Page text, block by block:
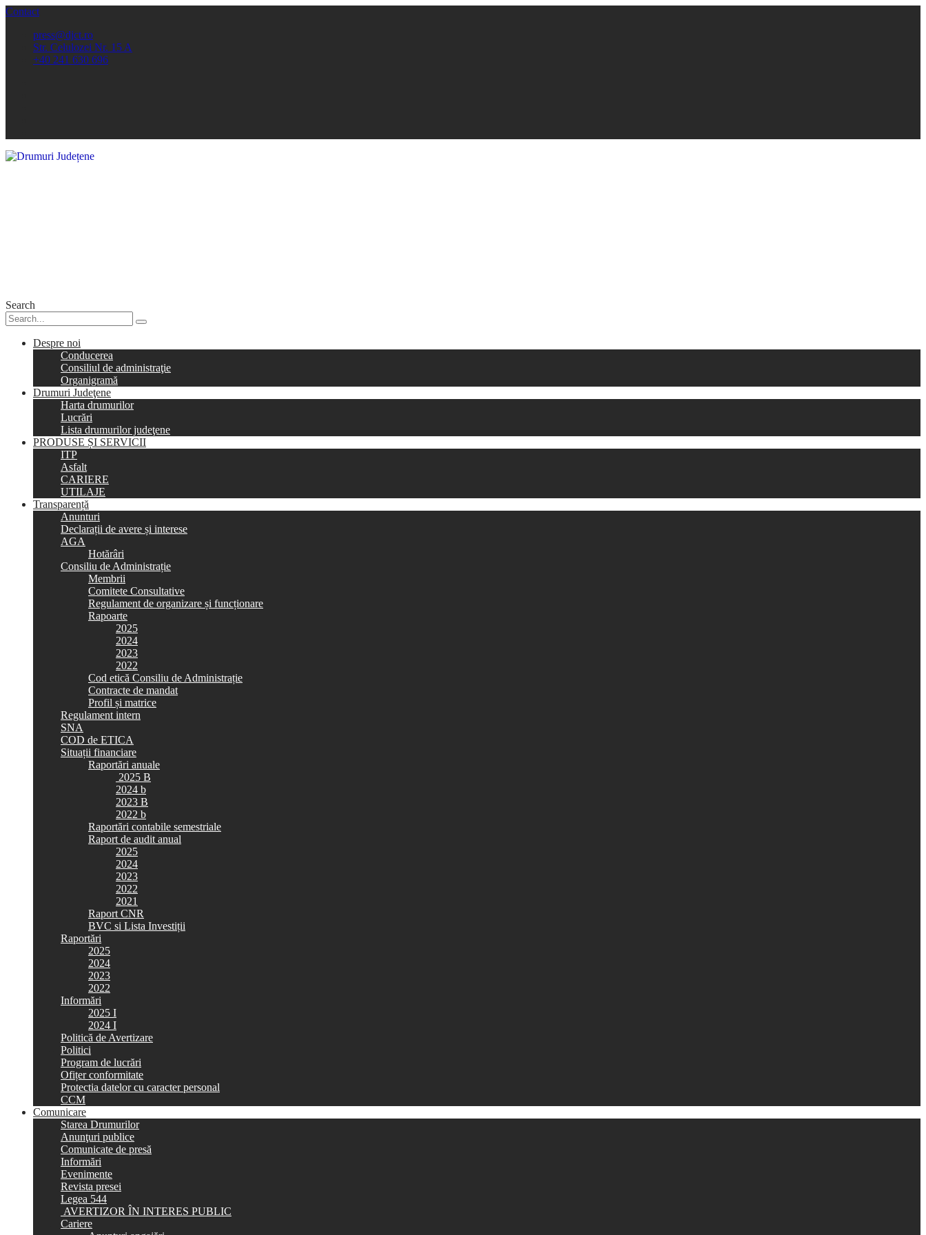
Contact
press@djct.ro
Str. Celulozei Nr. 15 A
+40 241 630 696
Search
Despre noi
Conducerea
Consiliul de administraţie
Organigramă
Drumuri Judeţene
Harta drumurilor
Lucrări
Lista drumurilor judeţene
PRODUSE ȘI SERVICII
ITP
Asfalt
CARIERE
UTILAJE
Transparență
Anunturi
Declarații de avere și interese
AGA
Hotărâri
Consiliu de Administrație
Membrii
Comitete Consultative
Regulament de organizare și funcționare
Rapoarte
2025
2024
2023
2022
Cod etică Consiliu de Administrație
Contracte de mandat
Profil și matrice
Regulament intern
SNA
COD de ETICA
Situații financiare
Raportări anuale
2025 B
2024 b
2023 B
2022 b
Raportări contabile semestriale
Raport de audit anual
2025
2024
2023
2022
2021
Raport CNR
BVC si Lista Investiții
Raportări
2025
2024
2023
2022
Informări
2025 I
2024 I
Politică de Avertizare
Politici
Program de lucrări
Ofițer conformitate
Protectia datelor cu caracter personal
CCM
Comunicare
Starea Drumurilor
Anunţuri publice
Comunicate de presă
Informări
Evenimente
Revista presei
Legea 544
AVERTIZOR ÎN INTERES PUBLIC
Cariere